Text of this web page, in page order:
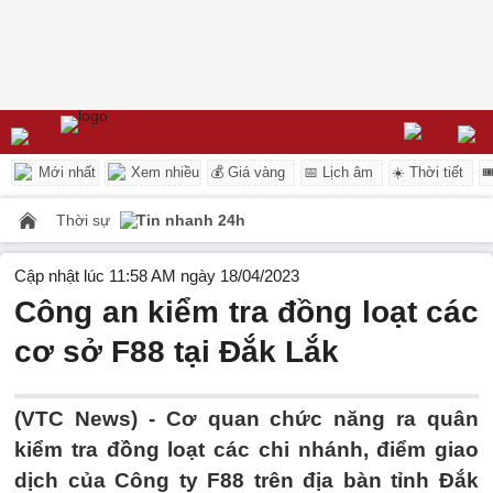
Mới nhất Xem nhiều 💰 Giá vàng 📅 Lịch âm ☀️ Thời tiết
Thời sự Tin nhanh 24h
Cập nhật lúc 11:58 AM ngày 18/04/2023
Công an kiểm tra đồng loạt các
cơ sở F88 tại Đắk Lắk
(VTC News) - Cơ quan chức năng ra quân
kiểm tra đồng loạt các chi nhánh, điểm giao
dịch của Công ty F88 trên địa bàn tỉnh Đắk